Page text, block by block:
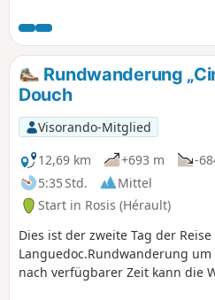
herrlichen Panoramen auf den
die umliegenden Berge (Roc
Espinouse).
Rundwanderung
Douch
Visorando-Mitglied
12,69 km
+693 m
-
5:35 Std.
Mittel
Start in Rosis (Hérault)
Dies ist der zweite Tag der
Languedoc.Rundwanderung
nach verfügbarer Zeit kann die